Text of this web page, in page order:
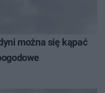
można się kąpać